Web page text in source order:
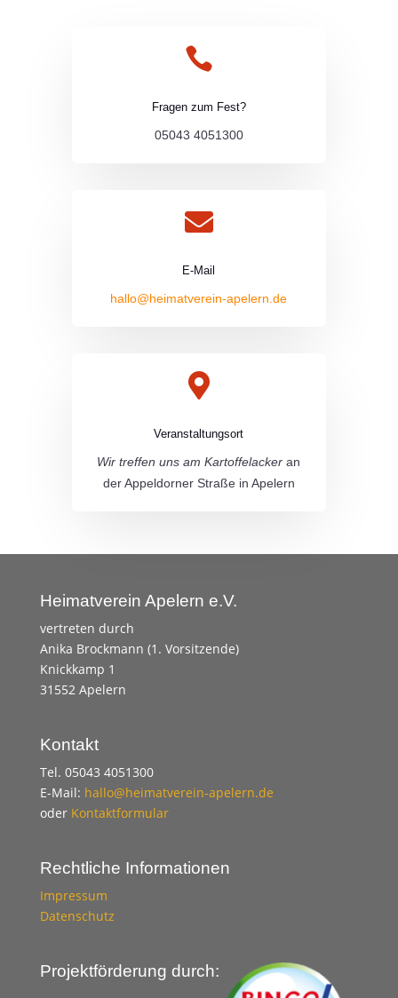

Fragen zum Fest?
05043 4051300

E-Mail
hallo@heimatverein-apelern.de

Veranstaltungsort
Wir treffen uns am Kartoffelackeran
der Appeldorner Straße in Apelern
Heimatverein Apelern e.V.
vertreten durch
Anika Brockmann (1. Vorsitzende)
Knickkamp 1
31552 Apelern
Kontakt
Tel. 05043 4051300
E-Mail: hallo@heimatverein-apelern.de
oder Kontaktformular
Rechtliche Informationen
Impressum
Datenschutz
Projektförderung durch: